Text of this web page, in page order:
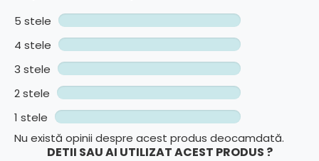
5 stele
4 stele
3 stele
2 stele
1 stele
Nu există opinii despre acest produs deocamdată.
DETII SAU AI UTILIZAT ACEST PRODUS ?